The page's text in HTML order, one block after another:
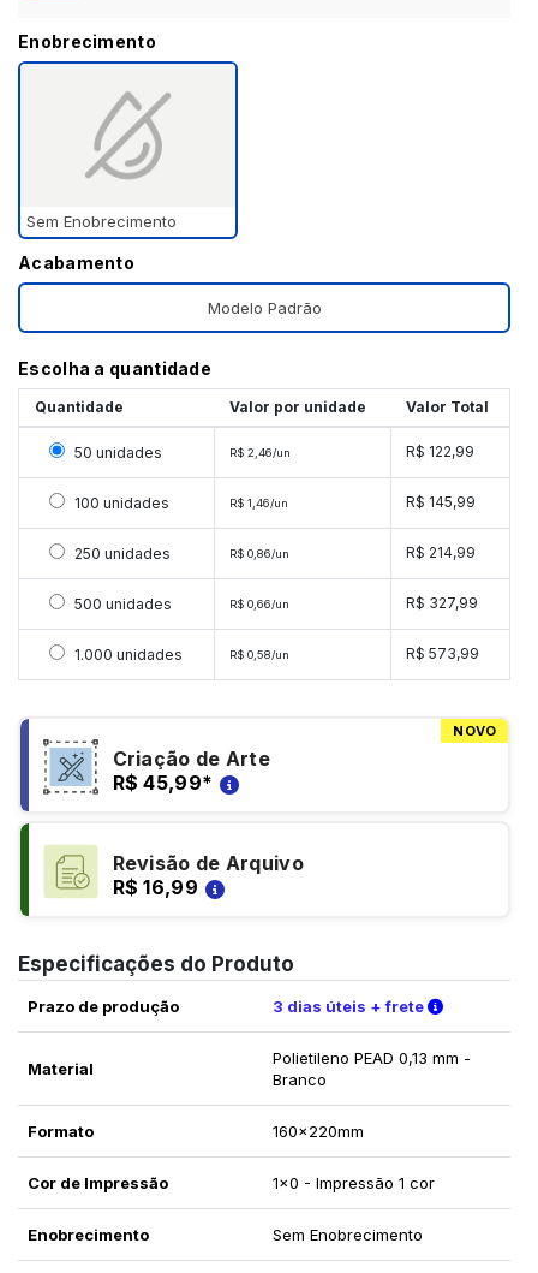
Enobrecimento
Sem Enobrecimento
Acabamento
Modelo Padrão
Escolha a quantidade
Quantidade Valor por unidade Valor Total
Selecionar 50 unidades
50 unidades R$ 2,46/un R$ 122,99
Selecionar 100 unidades
100 unidades R$ 1,46/un R$ 145,99
Selecionar 250 unidades
250 unidades R$ 0,86/un R$ 214,99
Selecionar 500 unidades
500 unidades R$ 0,66/un R$ 327,99
Selecionar 1000 unidades
1.000 unidades R$ 0,58/un R$ 573,99
NOVO
Criação de Arte
R$ 45,99*
Revisão de Arquivo
R$ 16,99
Especificações do Produto
Prazo de produção 3 dias úteis + frete Verifique
Material
Polietileno PEAD 0,13 mm -
Branco
Formato 160x220mm
Cor de Impressão 1x0 - Impressão 1 cor
Enobrecimento Sem Enobrecimento